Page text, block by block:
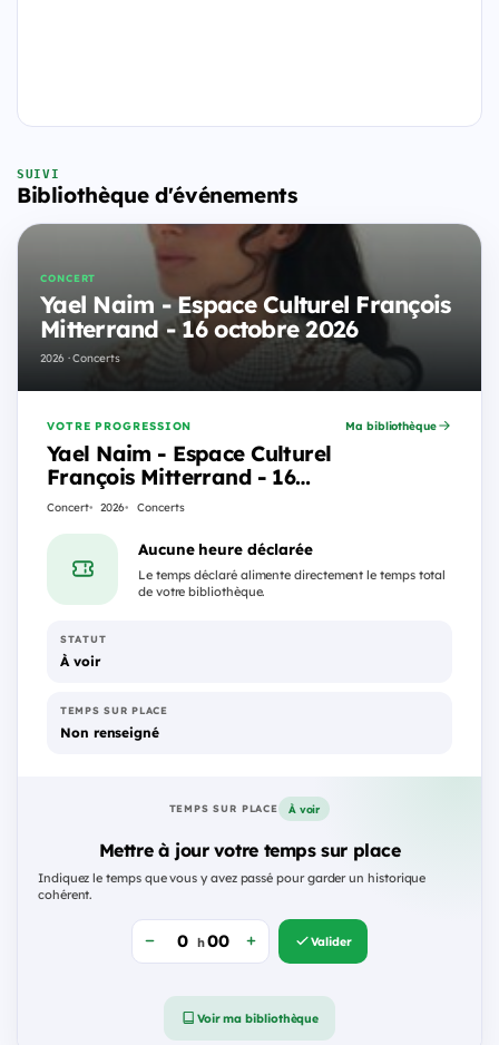
SUIVI
Bibliothèque d'événements
CONCERT
Yael Naim - Espace Culturel François
Mitterrand - 16 octobre 2026
2026 · Concerts
VOTRE PROGRESSION
Yael Naim - Espace Culturel
François Mitterrand - 16
octobre 2026
Concert 2026 Concerts
Ma bibliothèque
Aucune heure déclarée
Le temps déclaré alimente directement le temps total
de votre bibliothèque.
STATUT
À voir
TEMPS SUR PLACE
Non renseigné
TEMPS SUR PLACE À voir
Mettre à jour votre temps sur place
Indiquez le temps que vous y avez passé pour garder un historique
cohérent.
h Valider
Voir ma bibliothèque